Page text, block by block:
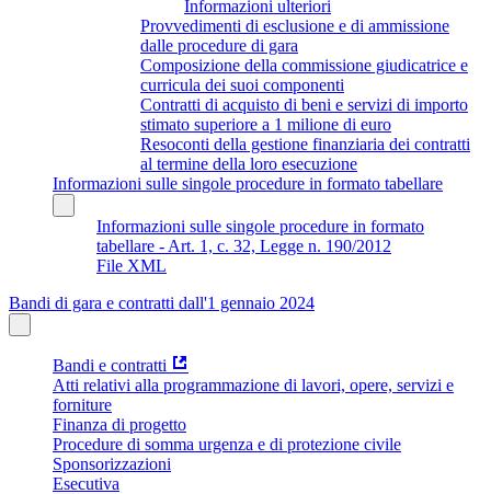
Informazioni ulteriori
Provvedimenti di esclusione e di ammissione
dalle procedure di gara
Composizione della commissione giudicatrice e
curricula dei suoi componenti
Contratti di acquisto di beni e servizi di importo
stimato superiore a 1 milione di euro
Resoconti della gestione finanziaria dei contratti
al termine della loro esecuzione
Informazioni sulle singole procedure in formato tabellare
Informazioni sulle singole procedure in formato
tabellare - Art. 1, c. 32, Legge n. 190/2012
File XML
Bandi di gara e contratti dall'1 gennaio 2024
Bandi e contratti
Atti relativi alla programmazione di lavori, opere, servizi e
forniture
Finanza di progetto
Procedure di somma urgenza e di protezione civile
Sponsorizzazioni
Esecutiva